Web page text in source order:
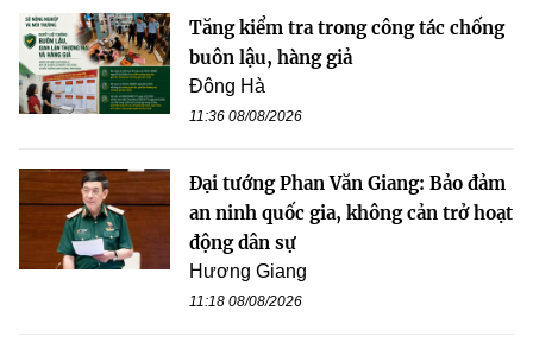
Tăng kiểm tra trong công tác chống
buôn lậu, hàng giả
Đông Hà
11:36 08/08/2026
Đại tướng Phan Văn Giang: Bảo đảm
an ninh quốc gia, không cản trở hoạt
động dân sự
Hương Giang
11:18 08/08/2026